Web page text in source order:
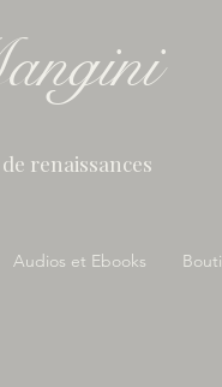
renaissances
Audios et Ebooks